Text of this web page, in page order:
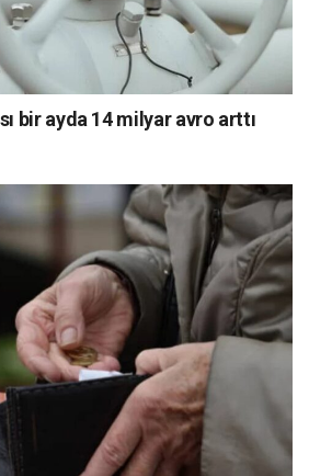
bir ayda 14 milyar avro arttı